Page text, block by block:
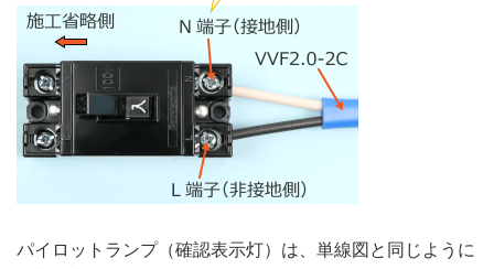
パイロットランプ（確認表示灯）は、単線図と同じように